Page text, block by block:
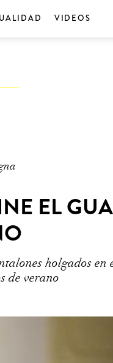
VIDEOS
EL
holgados en
de verano